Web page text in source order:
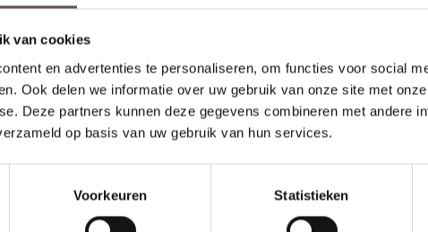
van cookies
en advertenties te personaliseren, om functies voor social
Ook delen we informatie over uw gebruik van onze site met
Deze partners kunnen deze gegevens combineren met andere
op basis van uw gebruik van hun services.
Voorkeuren Statistieken
Deze deur wordt geleverd exclusief deurbeslag, maar inclusief
deslotuitvoeringdie je wenst, waarna Svedex direct de juiste
voor een sleutel- of wc-garnituur verzorgt. Een echte aanrader
(optie bewerkingen). Svedex boort dan de gaten die nodig zijn
scharnieren.